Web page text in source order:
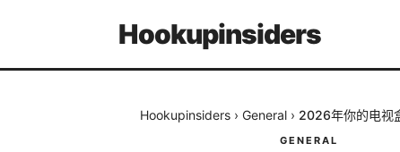
Hookupinsiders
Hookupinsiders › General › 2026年你的电视
GENERAL